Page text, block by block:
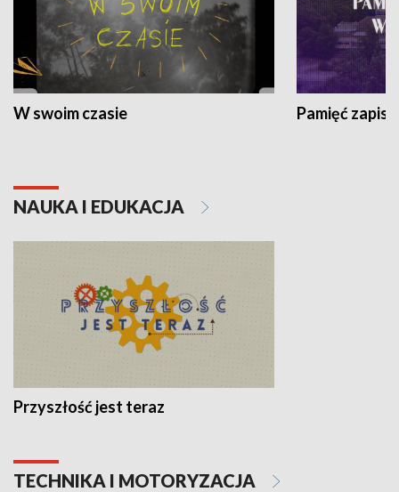
W swoim czasie Pamięć
NAUKA I EDUKACJA
Przyszłość jest teraz
TECHNIKA I MOTORYZACJA